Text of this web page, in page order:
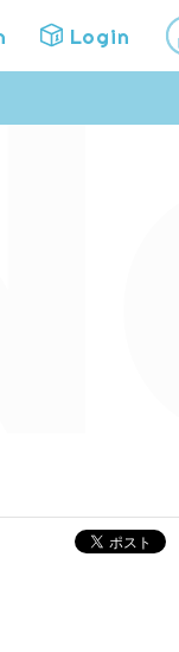
Login